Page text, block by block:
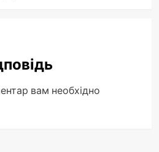
вам необхідно